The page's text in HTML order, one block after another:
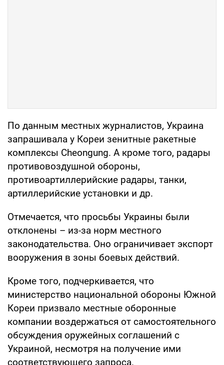
По данным местных журналистов, Украина
запрашивала у Кореи зенитные ракетные
комплексы Cheongung. А кроме того, радары
противовоздушной обороны,
противоартиллерийские радары, танки,
артиллерийские установки и др.
Отмечается, что просьбы Украины были
отклонены – из-за норм местного
законодательства. Оно ограничивает экспорт
вооружения в зоны боевых действий.
Кроме того, подчеркивается, что
министерство национальной обороны Южной
Кореи призвало местные оборонные
компании воздержаться от самостоятельного
обсуждения оружейных соглашений с
Украиной, несмотря на получение ими
соответствующего запроса.